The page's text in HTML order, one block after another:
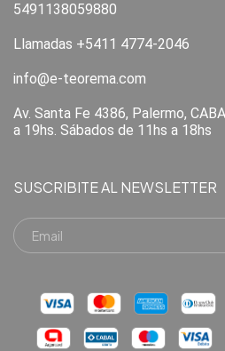
5491138059880
Llamadas +5411 4774-2046
info@e-teorema.com
Av. Santa Fe 4386, Palermo,
a 19hs. Sábados de 11hs a 18hs
SUSCRIBITE AL NEWSLETTER